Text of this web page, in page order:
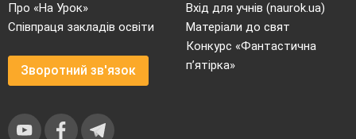
Про «На Урок»
Співпраця закладів освіти
Зворотний зв'язок
Вхід для учнів (naurok.ua)
Матеріали до свят
Конкурс «Фантастична
п’ятірка»